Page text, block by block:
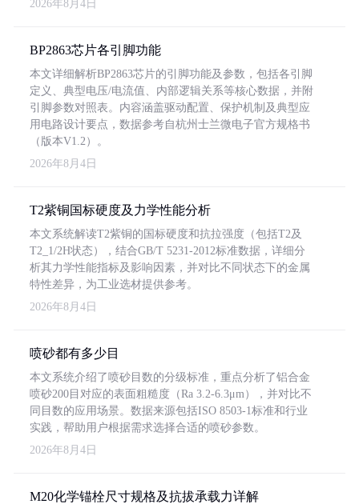
2026年8月4日
BP2863芯片各引脚功能
本文详细解析BP2863芯片的引脚功能及参数，包括各引脚
定义、典型电压/电流值、内部逻辑关系等核心数据，并附
引脚参数对照表。内容涵盖驱动配置、保护机制及典型应
用电路设计要点，数据参考自杭州士兰微电子官方规格书
（版本V1.2）。
2026年8月4日
T2紫铜国标硬度及力学性能分析
本文系统解读T2紫铜的国标硬度和抗拉强度（包括T2及
T2_1/2H状态），结合GB/T 5231-2012标准数据，详细分
析其力学性能指标及影响因素，并对比不同状态下的金属
特性差异，为工业选材提供参考。
2026年8月4日
喷砂都有多少目
本文系统介绍了喷砂目数的分级标准，重点分析了铝合金
喷砂200目对应的表面粗糙度（Ra 3.2-6.3μm），并对比不
同目数的应用场景。数据来源包括ISO 8503-1标准和行业
实践，帮助用户根据需求选择合适的喷砂参数。
2026年8月4日
M20化学锚栓尺寸规格及抗拔承载力详解